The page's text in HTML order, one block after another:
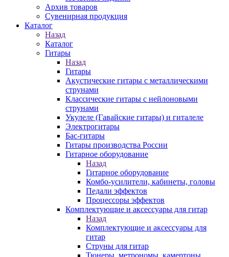
Архив товаров
Сувенирная продукция
Каталог
Назад
Каталог
Гитары
Назад
Гитары
Акустические гитары с металлическими
струнами
Классические гитары с нейлоновыми
струнами
Укулеле (Гавайские гитары) и гиталеле
Электрогитары
Бас-гитары
Гитары производства России
Гитарное оборудование
Назад
Гитарное оборудование
Комбо-усилители, кабинеты, головы
Педали эффектов
Процессоры эффектов
Комплектующие и аксессуары для гитар
Назад
Комплектующие и аксессуары для
гитар
Струны для гитар
Тюнеры, метрономы, камертоны